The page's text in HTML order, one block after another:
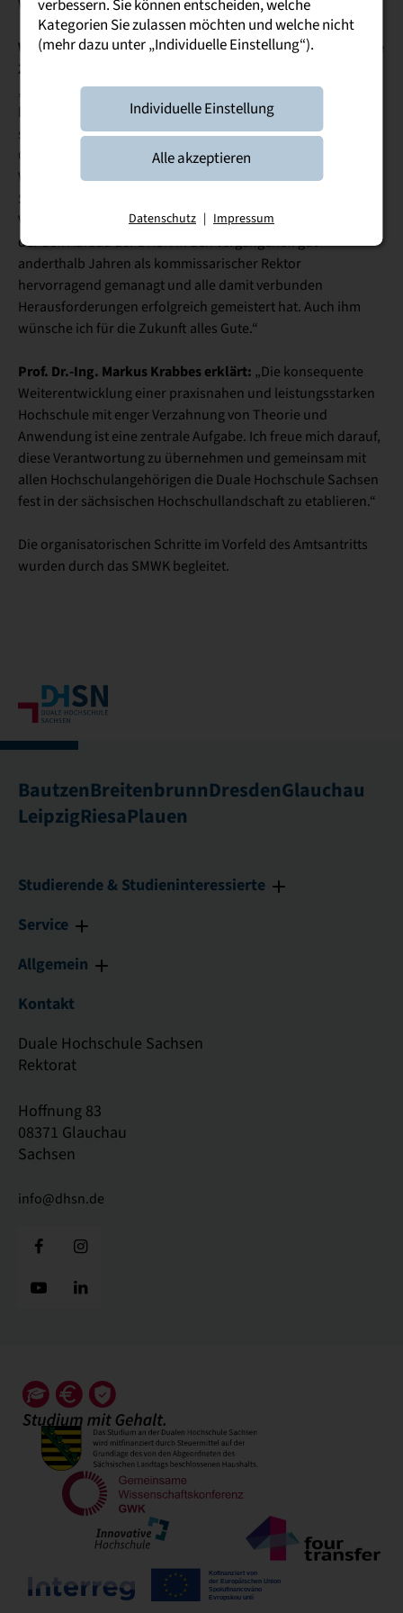
Wissenstransfer im Freistaat Sachsen.
Wissenschaftsminister Sebastian Gemkow freut sich auf die
Zusammenarbeit:
„Ich wünsche Prof. Krabbes alles Gute für das neue Amt. Ich
habe ihn bereits als fachlich versierten Kenner der
sächsischen Hochschullandschaft mit ausgeprägtem
Gestaltungswillen kennengelernt. Für die
Weiterentwicklung der noch jungen Dualen Hochschule
Sachsen sind das nach meiner Überzeugung die besten
Voraussetzungen. Mein herzlicher Dank gilt Prof. Schweitzer,
der den Aufbau der DHSN in den vergangenen gut
anderthalb Jahren als kommissarischer Rektor
hervorragend gemanagt und alle damit verbunden
Herausforderungen erfolgreich gemeistert hat. Auch ihm
wünsche ich für die Zukunft alles Gute.“
Prof. Dr.-Ing. Markus Krabbes erklärt: „Die konsequente
Weiterentwicklung einer praxisnahen und leistungsstarken
Hochschule mit enger Verzahnung von Theorie und
Anwendung ist eine zentrale Aufgabe. Ich freue mich darauf,
diese Verantwortung zu übernehmen und gemeinsam mit
allen Hochschulangehörigen die Duale Hochschule Sachsen
fest in der sächsischen Hochschullandschaft zu etablieren.“
Die organisatorischen Schritte im Vorfeld des Amtsantritts
wurden durch das SMWK begleitet.
BautzenBreitenbrunnDresdenGlauchau
LeipzigRiesaPlauen
Studierende & Studieninteressierte
Service
Allgemein
Kontakt
Duale Hochschule Sachsen
Rektorat
Hoffnung 83
08371 Glauchau
Sachsen
info@dhsn.de
verbessern. Sie können entscheiden, welche
Kategorien Sie zulassen möchten und welche nicht
(mehr dazu unter „Individuelle Einstellung“).
Individuelle Einstellung
Alle akzeptieren
Datenschutz | Impressum